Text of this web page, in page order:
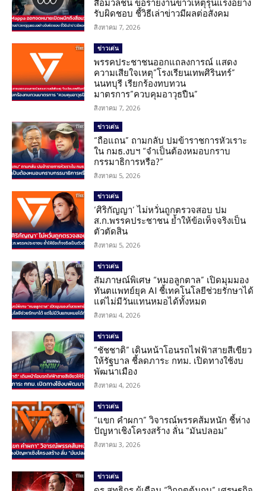
สื่อมวลชน ขอรายงานข่าวเหตุรุนแรงอย่าง
รับผิดชอบ ชี้วิธีเล่าข่าวมีผลต่อสังคม
สิงหาคม 7, 2026
ข่าวเด่น
พรรคประชาชนออกแถลงการณ์ แสดง
ความเสียใจเหตุ”โรงเรียนเทพศิรินทร์”
นนทบุรี เรียกร้องทบทวน
มาตรการ”ควบคุมอาวุธปืน”
สิงหาคม 7, 2026
ข่าวเด่น
“ถือแถน” ถามกลับ ปมข้าราชการหัวเราะ
ใน กมธ.งบฯ “จำเป็นต้องหมอบกราบ
กรรมาธิการหรือ?”
สิงหาคม 5, 2026
ข่าวเด่น
‘ศิริกัญญา’ ไม่หวั่นถูกตรวจสอบ ปม
ส.ก.พรรคประชาชน ย้ำให้ข้อเท็จจริงเป็น
ตัวตัดสิน
สิงหาคม 5, 2026
ข่าวเด่น
สัมภาษณ์พิเศษ “หมอลูกตาล” เปิดมุมมอง
ทันตแพทย์ยุค AI ชี้เทคโนโลยีช่วยรักษาได้
แต่ไม่มีวันแทนหมอได้ทั้งหมด
สิงหาคม 4, 2026
ข่าวเด่น
“ชัชชาติ” เดินหน้าโอนรถไฟฟ้าสายสีเขียว
ให้รัฐบาล ชี้ลดภาระ กทม. เปิดทางใช้งบ
พัฒนาเมือง
สิงหาคม 4, 2026
ข่าวเด่น
“แขก คำผกา” วิจารณ์พรรคส้มหนัก ชี้ห่าง
ปัญหาเชิงโครงสร้าง ลั่น “มันปลอม”
สิงหาคม 3, 2026
ข่าวเด่น